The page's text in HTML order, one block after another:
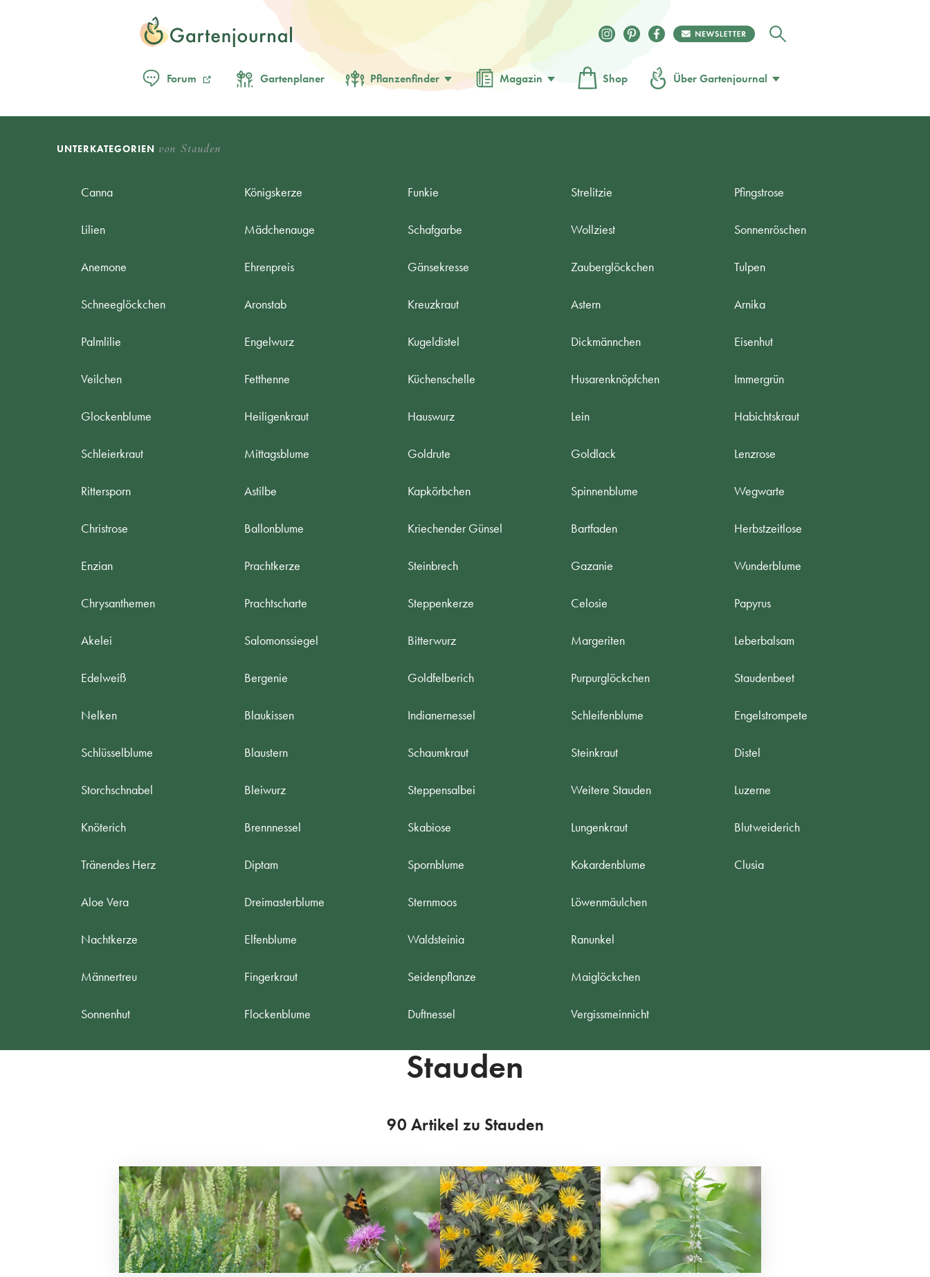
Forum Gartenplaner Pflanzenfinder Magazin Shop Über Gartenjournal
UNTERKATEGORIEN von Stauden
Canna
Lilien
Anemone
Schneeglöckchen
Palmlilie
Veilchen
Glockenblume
Schleierkraut
Rittersporn
Christrose
Enzian
Chrysanthemen
Akelei
Edelweiß
Nelken
Schlüsselblume
Storchschnabel
Knöterich
Tränendes Herz
Aloe Vera
Nachtkerze
Männertreu
Sonnenhut
Königskerze
Mädchenauge
Ehrenpreis
Aronstab
Engelwurz
Fetthenne
Heiligenkraut
Mittagsblume
Astilbe
Ballonblume
Prachtkerze
Prachtscharte
Salomonssiegel
Bergenie
Blaukissen
Blaustern
Bleiwurz
Brennnessel
Diptam
Dreimasterblume
Elfenblume
Fingerkraut
Flockenblume
Funkie
Schafgarbe
Gänsekresse
Kreuzkraut
Kugeldistel
Küchenschelle
Hauswurz
Goldrute
Kapkörbchen
Kriechender Günsel
Steinbrech
Steppenkerze
Bitterwurz
Goldfelberich
Indianernessel
Schaumkraut
Steppensalbei
Skabiose
Spornblume
Sternmoos
Waldsteinia
Seidenpflanze
Duftnessel
Strelitzie
Wollziest
Zauberglöckchen
Astern
Dickmännchen
Husarenknöpfchen
Lein
Goldlack
Spinnenblume
Bartfaden
Gazanie
Celosie
Margeriten
Purpurglöckchen
Schleifenblume
Steinkraut
Weitere Stauden
Lungenkraut
Kokardenblume
Löwenmäulchen
Ranunkel
Maiglöckchen
Vergissmeinnicht
Pfingstrose
Sonnenröschen
Tulpen
Arnika
Eisenhut
Immergrün
Habichtskraut
Lenzrose
Wegwarte
Herbstzeitlose
Wunderblume
Papyrus
Leberbalsam
Staudenbeet
Engelstrompete
Distel
Luzerne
Blutweiderich
Clusia
Stauden
90 Artikel zu Stauden